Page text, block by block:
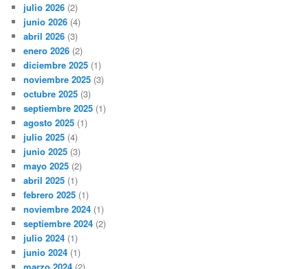
julio 2026 (2)
junio 2026 (4)
abril 2026 (3)
enero 2026 (2)
diciembre 2025 (1)
noviembre 2025 (3)
octubre 2025 (3)
septiembre 2025 (1)
agosto 2025 (1)
julio 2025 (4)
junio 2025 (3)
mayo 2025 (2)
abril 2025 (1)
febrero 2025 (1)
noviembre 2024 (1)
septiembre 2024 (2)
julio 2024 (1)
junio 2024 (1)